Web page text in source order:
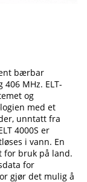
bærbar
406 MHz. ELT-
og
med et
unntatt fra
4000S er
i vann. En
for bruk på land.
for
gjør det mulig å